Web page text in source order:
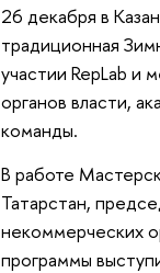
26 декабря в
традиционная
участии RepLab
органов власти,
команды.
В работе
Татарстан,
некоммерческих
программы